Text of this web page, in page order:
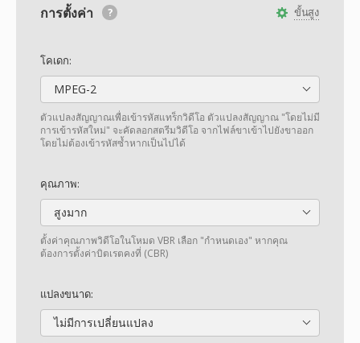
ขั้นสูง
การตั้งค่า
โคเดก:
MPEG-2
ตัวแปลงสัญญาณเพื่อเข้ารหัสแทร็กวิดีโอ ตัวแปลงสัญญาณ "โดยไม่มี
การเข้ารหัสใหม่" จะคัดลอกสตรีมวิดีโอ จากไฟล์ขาเข้าไปยังขาออก
โดยไม่ต้องเข้ารหัสซ้ำหากเป็นไปได้
คุณภาพ:
สูงมาก
ตั้งค่าคุณภาพวิดีโอในโหมด VBR เลือก "กำหนดเอง" หากคุณ
ต้องการตั้งค่าบิตเรตคงที่ (CBR)
แปลงขนาด:
ไม่มีการเปลี่ยนแปลง